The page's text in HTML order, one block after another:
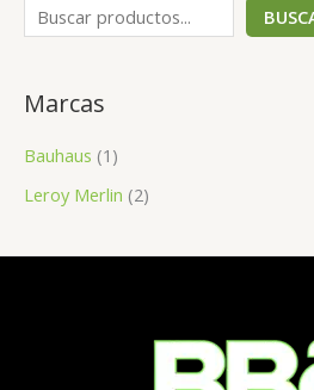
Marcas
Bauhaus (1)
Leroy Merlin (2)